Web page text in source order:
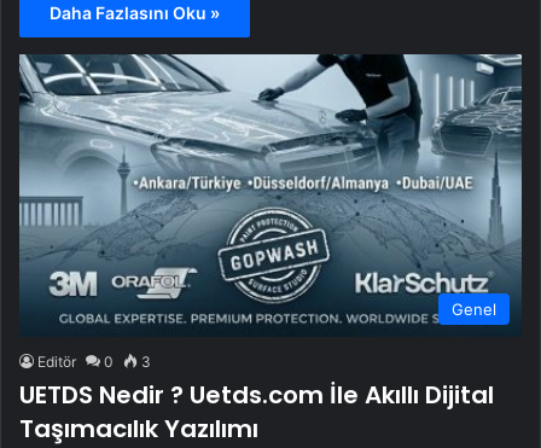
Daha Fazlasını Oku »
Genel
Editör 0 3
UETDS Nedir ? Uetds.com İle Akıllı Dijital
Taşımacılık Yazılımı